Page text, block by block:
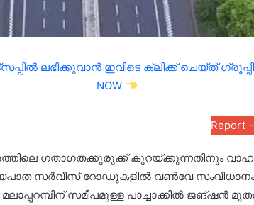
ലഭിക്കുവാൻ ഇവിടെ ക്ലിക്ക് ചെയ്ത്
NOW
Report
ഗതാഗതക്കുരുക്ക് കുറയ്ക്കുന്നതിനും
സര്‍വീസ് റോഡുകളില്‍ വണ്‍വേ സംവിധാനം
മലാപ്പറമ്പിന് സമീപമുള്ള പാച്ചാക്കില്‍